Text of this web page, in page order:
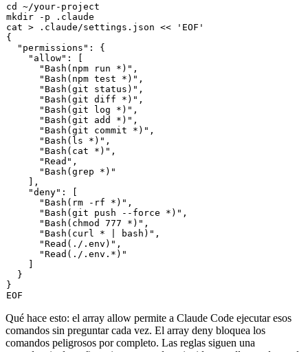
cd
mkdir
cat > .claude/settings.json <<
'EOF'
{
"permissions" : {
"allow" : [
"Bash(npm run *)" ,
"Bash(npm test *)" ,
"Bash(git status)" ,
"Bash(git diff *)" ,
"Bash(git log *)" ,
"Bash(git add *)" ,
"Bash(git commit *)" ,
"Bash(ls *)" ,
"Bash(cat *)" ,
"Read" ,
"Bash(grep *)"
    ],
"deny" : [
"Bash(rm -rf *)" ,
"Bash(git push --force *)" ,
"Bash(chmod 777 *)" ,
"Bash(curl * | bash)" ,
"Read(./.env)" ,
"Read(./.env.*)"
  }
}
Qué hace esto: el array allow permite a Claude Code ejecutar esos
comandos sin preguntar cada vez. El array deny bloquea los
comandos peligrosos por completo. Las reglas siguen una